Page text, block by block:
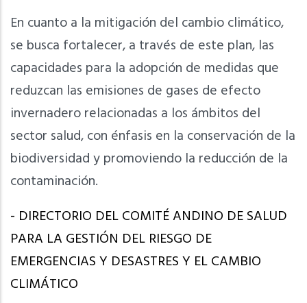
En cuanto a la mitigación del cambio climático,
se busca fortalecer, a través de este plan, las
capacidades para la adopción de medidas que
reduzcan las emisiones de gases de efecto
invernadero relacionadas a los ámbitos del
sector salud, con énfasis en la conservación de la
biodiversidad y promoviendo la reducción de la
contaminación.
- DIRECTORIO DEL COMITÉ ANDINO DE SALUD
PARA LA GESTIÓN DEL RIESGO DE
EMERGENCIAS Y DESASTRES Y EL CAMBIO
CLIMÁTICO